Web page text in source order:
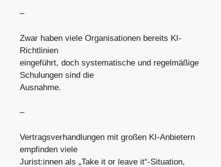
–
Zwar haben viele Organisationen bereits KI-
Richtlinien
eingeführt, doch systematische und regelmäßige
Schulungen sind die
Ausnahme.
–
Vertragsverhandlungen mit großen KI-Anbietern
empfinden viele
Jurist:innen als „Take it or leave it“-Situation,